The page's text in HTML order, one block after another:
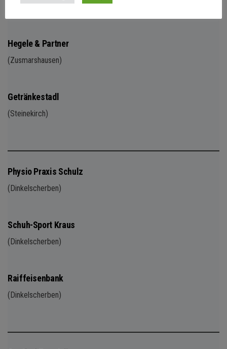
Hegele & Partner
(Zusmarshausen)
Getränkestadl
(Steinekirch)
Physio Praxis Schulz
(Dinkelscherben)
Schuh-Sport Kraus
(Dinkelscherben)
Raiffeisenbank
(Dinkelscherben)